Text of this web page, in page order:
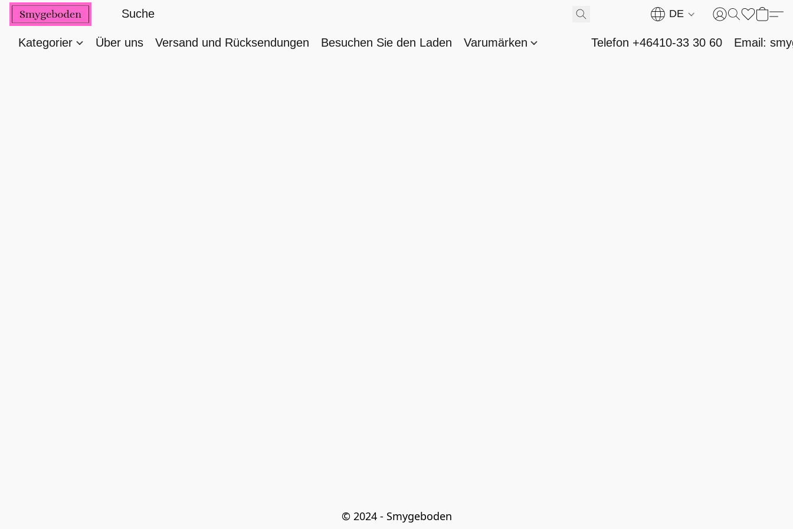
DE
Kategorier Über uns Versand und Rücksendungen Besuchen Sie den Laden Varumärken Telefon +46410-33 30 60 Email:
© 2024 - Smygeboden